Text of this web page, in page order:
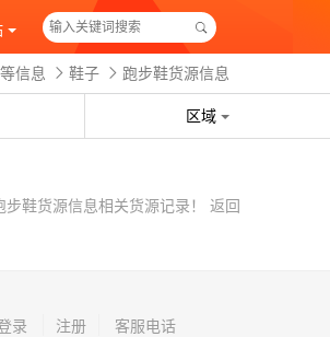
信息 鞋子 跑步鞋货源信息
区域
步鞋货源信息相关货源记录！ 返回
录 注册 客服电话